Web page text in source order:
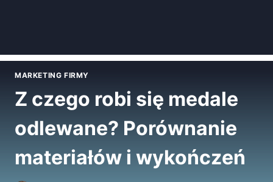
MARKETING FIRMY
Z czego robi się medale
odlewane? Porównanie
materiałów i wykończeń